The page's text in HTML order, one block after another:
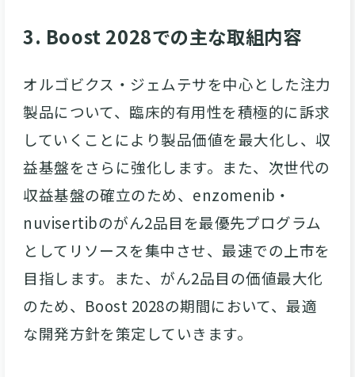
3. Boost 2028での主な取組内容
オルゴビクス・ジェムテサを中心とした注力
製品について、臨床的有用性を積極的に訴求
していくことにより製品価値を最大化し、収
益基盤をさらに強化します。また、次世代の
収益基盤の確立のため、enzomenib・
nuvisertibのがん2品目を最優先プログラム
としてリソースを集中させ、最速での上市を
目指します。また、がん2品目の価値最大化
のため、Boost 2028の期間において、最適
な開発方針を策定していきます。